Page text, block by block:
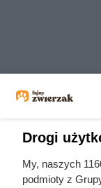
Drogi
My, naszych
podmioty z